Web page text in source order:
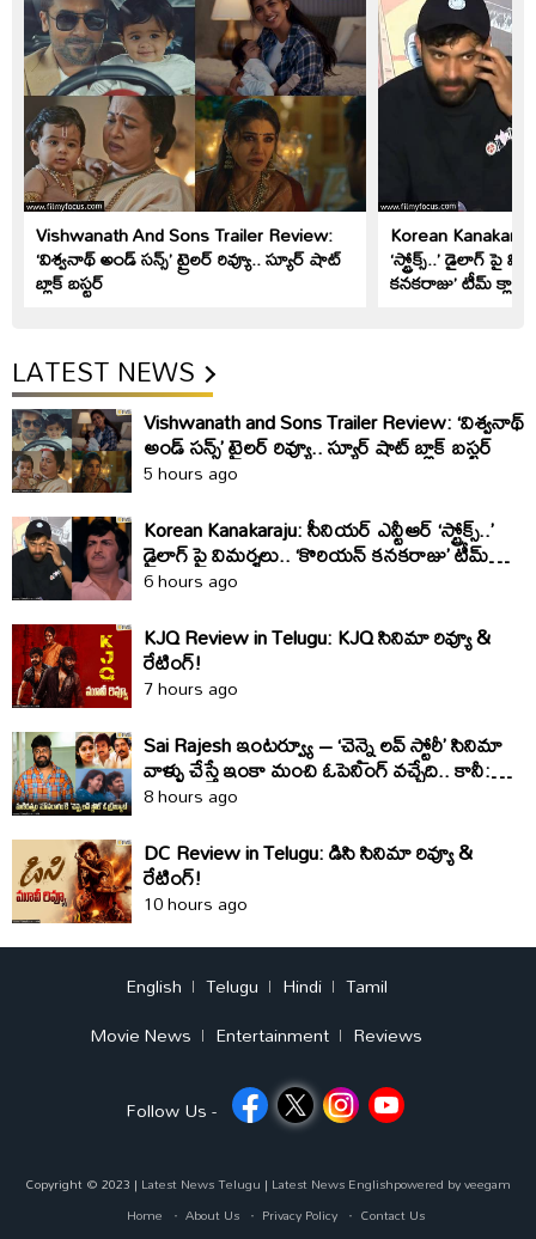
Vishwanath And Sons Trailer Review:
‘విశ్వనాథ్ అండ్ సన్స్’ ట్రైలర్ రివ్యూ.. స్యూర్ షాట్
బ్లాక్ బస్టర్
Korean
‘స్ట్రోక్స్..’ డైలాగ్ పై
కనకరాజు’ టీమ్
LATEST NEWS
Vishwanath and Sons Trailer Review: ‘విశ్వనాథ్
అండ్ సన్స్’ ట్రైలర్ రివ్యూ.. స్యూర్ షాట్ బ్లాక్ బస్టర్
5 hours ago
Korean Kanakaraju: సీనియర్ ఎన్టీఆర్ ‘స్ట్రోక్స్..’
డైలాగ్ పై విమర్శలు.. ‘కొరియన్ కనకరాజు’ టీమ్
క్లారిటీ ఇది
6 hours ago
KJQ Review in Telugu: KJQ సినిమా రివ్యూ &
రేటింగ్!
7 hours ago
Sai Rajesh ఇంటర్వ్యూ – ‘చెన్నై లవ్ స్టోరీ’ సినిమా
వాళ్ళు చేస్తే ఇంకా మంచి ఓపెనింగ్ వచ్చేది.. కానీ:
సాయి రాజేష్
8 hours ago
DC Review in Telugu: డిసి సినిమా రివ్యూ &
రేటింగ్!
10 hours ago
English Telugu Hindi
Tamil
Movie News
Entertainment Reviews
Follow Us -
Copyright © 2023 | Latest News Telugu | Latest News Englishpowered byveegam
Home
About Us Privacy Policy Contact Us